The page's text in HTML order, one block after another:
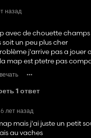
назад
avec de chouette
soit un peu plus cher
j'arrive pas a jouer
map est ptetre pas
1 ответ
6 лет назад
mais j'ai juste un petit
au vaches